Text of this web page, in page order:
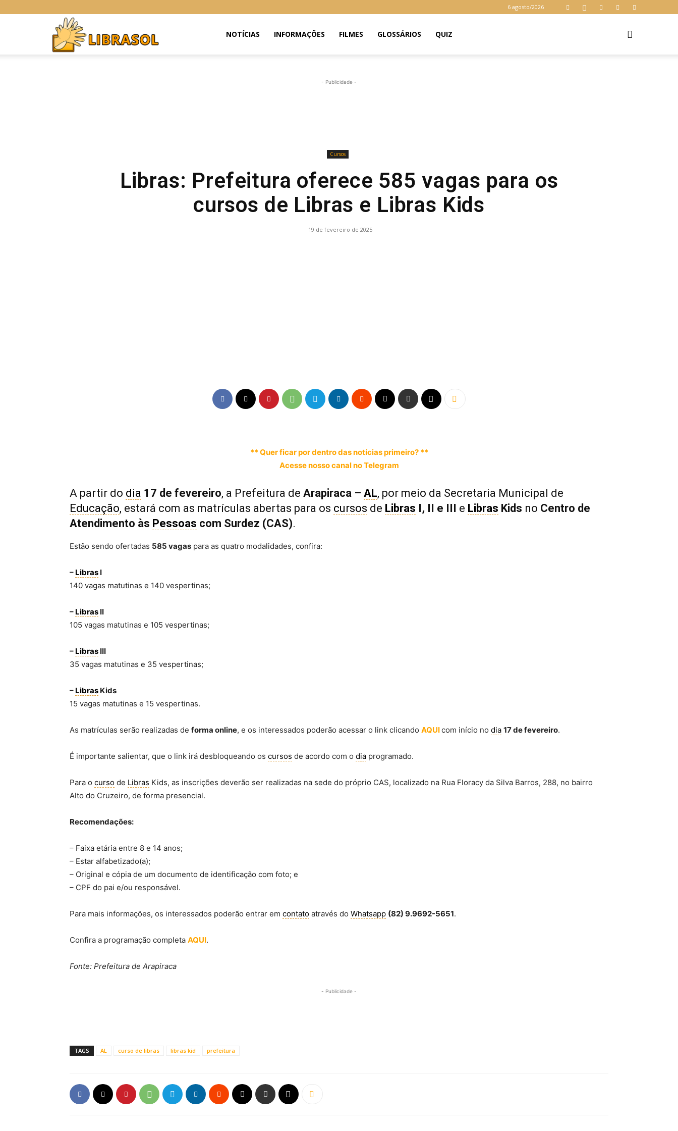
6 agosto/2026
NOTÍCIAS INFORMAÇÕES FILMES GLOSSÁRIOS QUIZ
- Publicidade -
Cursos
Libras: Prefeitura oferece 585 vagas para os
cursos de Libras e Libras Kids
19 de fevereiro de 2025
** Quer ficar por dentro das notícias primeiro? **
Acesse nosso canal no Telegram
A partir do dia 17 de fevereiro, a Prefeitura de Arapiraca – AL, por meio da Secretaria Municipal de
Educação, estará com as matrículas abertas para os cursos de Libras I, II e III e Libras Kids no Centro de
Atendimento às Pessoas com Surdez (CAS).
Estão sendo ofertadas 585 vagas para as quatro modalidades, confira:
– Libras I
140 vagas matutinas e 140 vespertinas;
– Libras II
105 vagas matutinas e 105 vespertinas;
– Libras III
35 vagas matutinas e 35 vespertinas;
– Libras Kids
15 vagas matutinas e 15 vespertinas.
As matrículas serão realizadas de forma online, e os interessados poderão acessar o link clicando AQUIcom início no dia 17 de fevereiro.
É importante salientar, que o link irá desbloqueando os cursos de acordo com o dia programado.
Para o curso de Libras Kids, as inscrições deverão ser realizadas na sede do próprio CAS, localizado na Rua Floracy da Silva Barros, 288, no bairro
Alto do Cruzeiro, de forma presencial.
Recomendações:
– Faixa etária entre 8 e 14 anos;
– Estar alfabetizado(a);
– Original e cópia de um documento de identificação com foto; e
– CPF do pai e/ou responsável.
Para mais informações, os interessados poderão entrar em contato através do Whatsapp (82) 9.9692-5651.
Confira a programação completa AQUI.
Fonte: Prefeitura de Arapiraca
- Publicidade -
TAGS AL curso de libras libras kid prefeitura